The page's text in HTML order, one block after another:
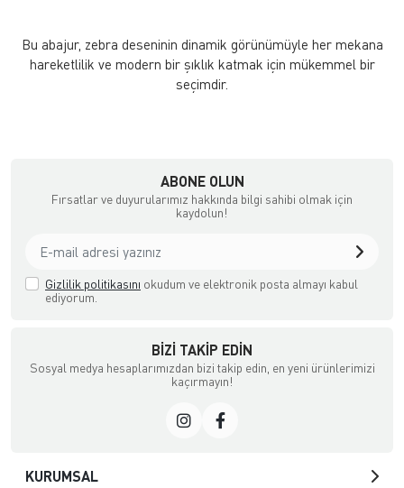
Bu abajur, zebra deseninin dinamik görünümüyle her mekana
hareketlilik ve modern bir şıklık katmak için mükemmel bir
seçimdir.
ABONE OLUN
Fırsatlar ve duyurularımız hakkında bilgi sahibi olmak için
kaydolun!
Gizlilik politikasını okudum ve elektronik posta almayı kabul
ediyorum.
BIZI TAKIP EDIN
Sosyal medya hesaplarımızdan bizi takip edin, en yeni ürünlerimizi
kaçırmayın!
KURUMSAL